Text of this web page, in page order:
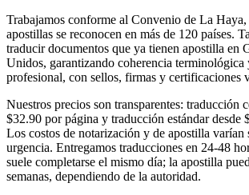
Trabajamos conforme al Convenio de La
apostillas se reconocen en más de 120 países.
traducir documentos que ya tienen apostilla en
Unidos, garantizando coherencia terminológica
profesional, con sellos, firmas y certificaciones
Nuestros precios son transparentes: traducción
$32.90 por página y traducción estándar desde
Los costos de notarización y de apostilla varían
urgencia. Entregamos traducciones en 24-48
suele completarse el mismo día; la apostilla
semanas, dependiendo de la autoridad.